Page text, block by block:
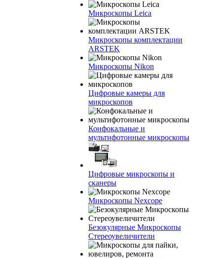
Микроскопы Leica
Микроскопы комплектации
ARSTEK
Микроскопы Nikon
Цифровые камеры для
микроскопов
Конфокальные и
мультифотонные микроскопы
Цифровые микроскопы и
сканеры
Микроскопы Nexcope
Безокулярные Микроскопы
Стереоувеличители